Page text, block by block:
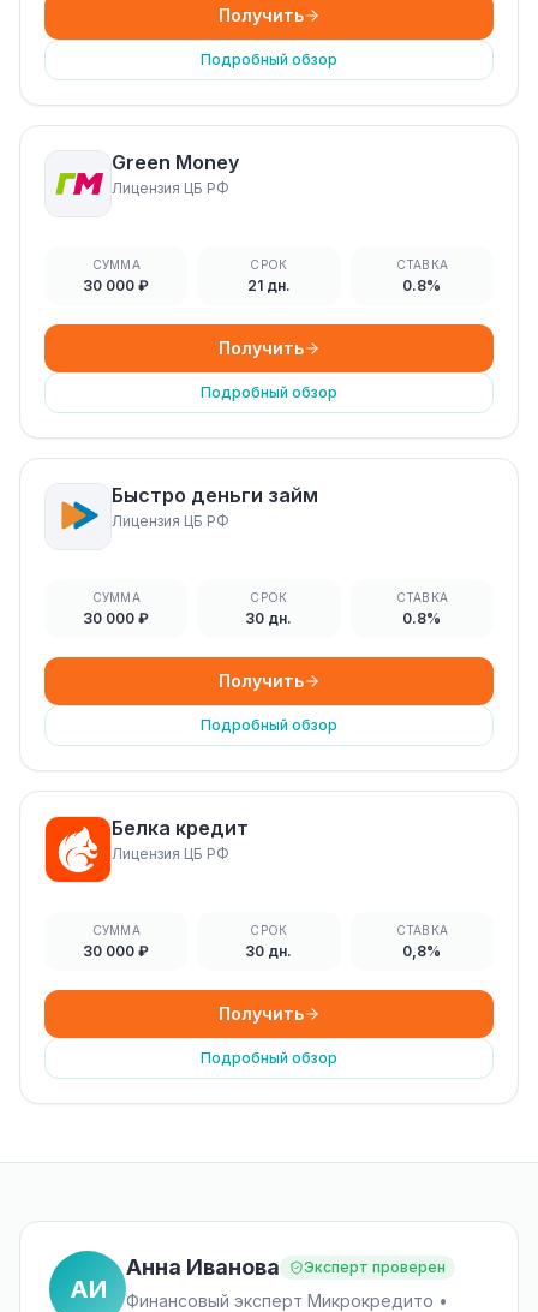
Получить
Подробный обзор
Green Money
Лицензия ЦБ РФ
СУММА
30 000 ₽
СРОК
21 дн.
СТАВКА
0.8%
Получить
Подробный обзор
Быстро деньги займ
Лицензия ЦБ РФ
СУММА
30 000 ₽
СРОК
30 дн.
СТАВКА
0.8%
Получить
Подробный обзор
Белка кредит
Лицензия ЦБ РФ
СУММА
30 000 ₽
СРОК
30 дн.
СТАВКА
0,8%
Получить
Подробный обзор
АИ
Анна Иванова Эксперт проверен
Финансовый эксперт Микрокредито •